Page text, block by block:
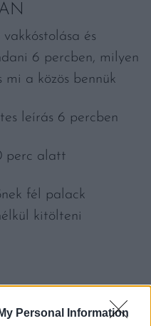
Personal Information
és
6 percben, milyen
mi a közös bennük
leírás 6 percben
perc alatt
fél palack
kitölteni